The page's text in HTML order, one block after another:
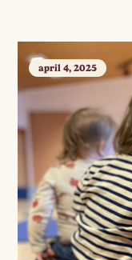
april 4, 2025